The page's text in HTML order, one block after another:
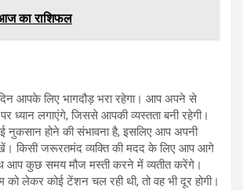
का राशिफल
आपके लिए भागदौड़ भरा रहेगा। आप अपने से
ध्यान लगाएंगे, जिससे आपकी व्यस्तता बनी रहेगी।
नुकसान होने की संभावना है, इसलिए आप अपनी
किसी जरूरतमंद व्यक्ति की मदद के लिए आप आगे
आप कुछ समय मौज मस्ती करने में व्यतीत करेंगे।
को लेकर कोई टेंशन चल रही थी, तो वह भी दूर होगी।